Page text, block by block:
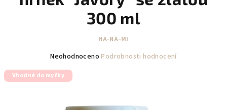
300 ml
HA-NA-MI
Průměrné
produktu
Neohodnoceno Podrobnosti hodnocení
Vhodné do myčky